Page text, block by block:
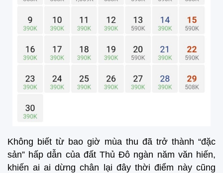
Không biết từ bao giờ mùa thu đã trở thành “đặc
sản” hấp dẫn của đất Thủ Đô ngàn năm văn hiến,
khiến ai ai dừng chân lại đây thời điểm này cũng